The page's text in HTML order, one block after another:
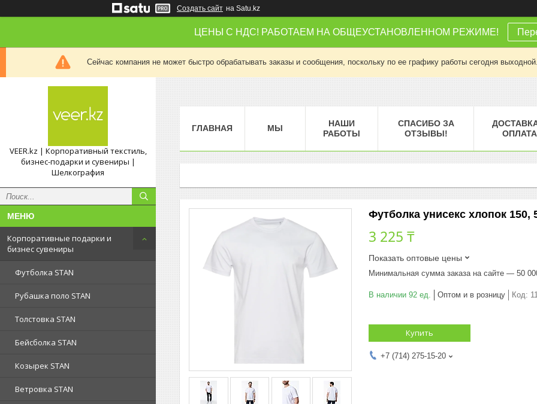
Создать сайт на Satu.kz
ЦЕНЫ С НДС! РАБОТАЕМ НА ОБЩЕУСТАНОВЛЕННОМ РЕЖИМЕ!
Сейчас компания не может быстро обрабатывать заказы и сообщения, поскольку по ее графику работы сегодня
VEER.kz | Корпоративный текстиль,
бизнес-подарки и сувениры |
Шелкография
Корпоративные подарки и
бизнес сувениры
Футболка STAN
Рубашка поло STAN
Толстовка STAN
Бейсболка STAN
Козырек STAN
Ветровка STAN
ГЛАВНАЯ МЫ
НАШИ
РАБОТЫ
СПАСИБО ЗА
ОТЗЫВЫ!
ОПЛАТА
Футболка унисекс хлопок 150,
3 225 ₸
Показать оптовые цены
Минимальная сумма заказа на сайте — 50
В наличии 92 ед. Оптом и в розницу Код:
Купить
+7 (714) 275-15-20